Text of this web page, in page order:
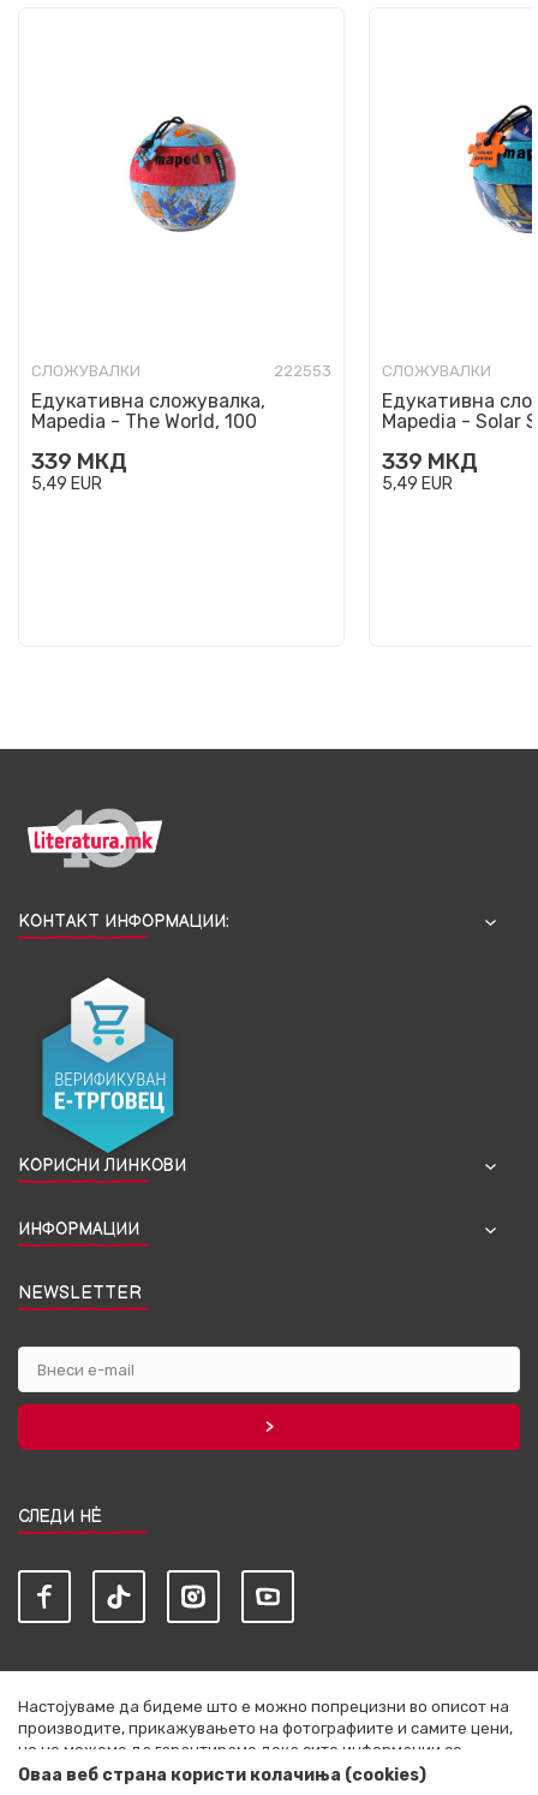
СЛОЖУВАЛКИ 222553
Едукативна сложувалка,
Mapedia - The World, 100
339 МКД
5,49 EUR
СЛОЖУВАЛКИ
Едукативна
Mapedia - Solar
339 МКД
5,49 EUR
КОНТАКТ ИНФОРМАЦИИ:
КОРИСНИ ЛИНКОВИ
ИНФОРМАЦИИ
NEWSLETTER
СЛЕДИ НЀ
Настојуваме да бидеме што е можно попрецизни во описот на
производите, прикажувањето на фотографиите и самите цени,
но не можеме да гарантираме дека сите информации се
комплетни и без грешки. Сите артикли прикажани на сајтот се
Оваа веб страна користи колачиња (cookies)